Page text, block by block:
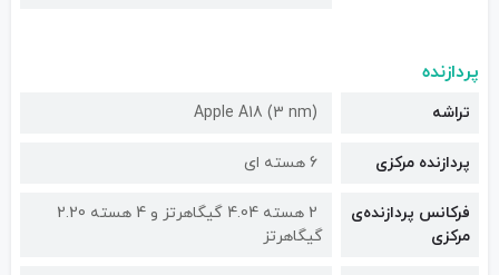
پردازنده
تراشه Apple A18 (3 nm)
پردازنده مرکزی 6 هسته ای
فرکانس پردازنده‌ی
مرکزی
2 هسته 4.04 گیگاهرتز و 4 هسته 2.20
گیگاهرتز